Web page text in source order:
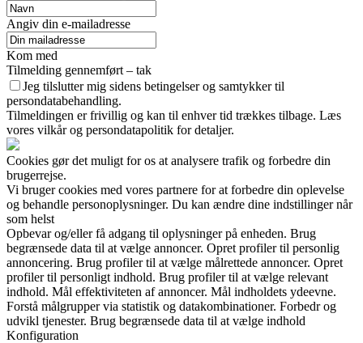
Angiv din e-mailadresse
Kom med
Tilmelding gennemført – tak
Jeg tilslutter mig sidens betingelser og samtykker til
persondatabehandling.
Tilmeldingen er frivillig og kan til enhver tid trækkes tilbage. Læs
vores vilkår og persondatapolitik for detaljer.
Cookies gør det muligt for os at analysere trafik og forbedre din
brugerrejse.
Vi bruger cookies med vores partnere for at forbedre din oplevelse
og behandle personoplysninger. Du kan ændre dine indstillinger når
som helst
Opbevar og/eller få adgang til oplysninger på enheden. Brug
begrænsede data til at vælge annoncer. Opret profiler til personlig
annoncering. Brug profiler til at vælge målrettede annoncer. Opret
profiler til personligt indhold. Brug profiler til at vælge relevant
indhold. Mål effektiviteten af annoncer. Mål indholdets ydeevne.
Forstå målgrupper via statistik og datakombinationer. Forbedr og
udvikl tjenester. Brug begrænsede data til at vælge indhold
Konfiguration